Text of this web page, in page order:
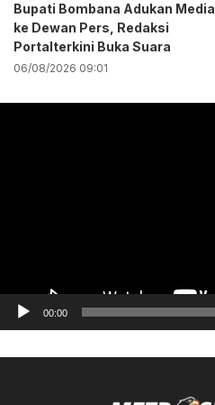
Bupati Bombana Adukan Media
ke Dewan Pers, Redaksi
Portalterkini Buka Suara
06/08/2026 09:01
00:00